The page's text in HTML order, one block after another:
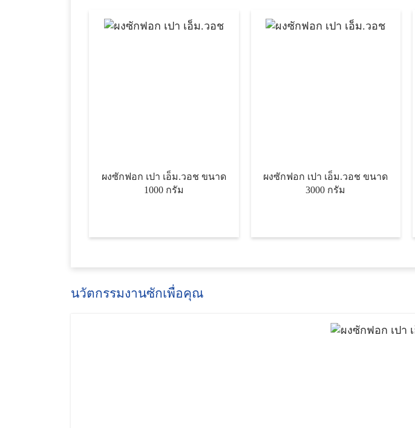
ผงซักฟอก เปา เอ็ม.วอช ขนาด
1000 กรัม
ผงซักฟอก เปา เอ็ม.วอช ขนาด
3000 กรัม
นวัตกรรมงานซักเพื่อคุณ